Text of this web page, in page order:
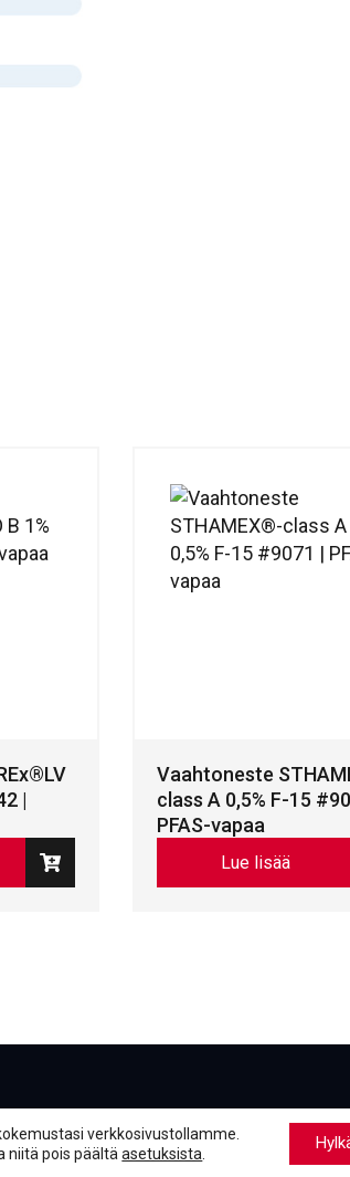
|
Vaahtoneste
class A 0,5% F-15
PFAS-vapaa
Lue lisää
verkkosivustollamme.
niitä pois päältäasetuksista